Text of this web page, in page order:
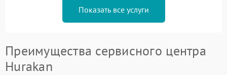
Показать все услуги
Преимущества сервисного центра
Hurakan